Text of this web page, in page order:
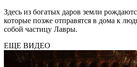
Здесь из богатых даров земли
которые позже отправятся в дома к
собой частицу Лавры.
ЕЩЕ ВИДЕО